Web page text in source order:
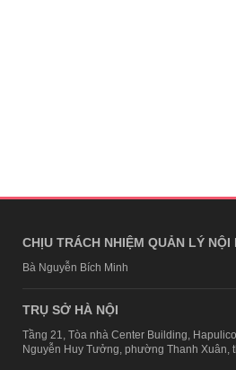
CHỊU TRÁCH NHIỆM QUẢN LÝ NỘI
Bà Nguyễn Bích Minh
TRỤ SỞ HÀ NỘI
Tầng 21, Tòa nhà Center Building,
Nguyễn Huy Tưởng, phường Thanh Xuân,